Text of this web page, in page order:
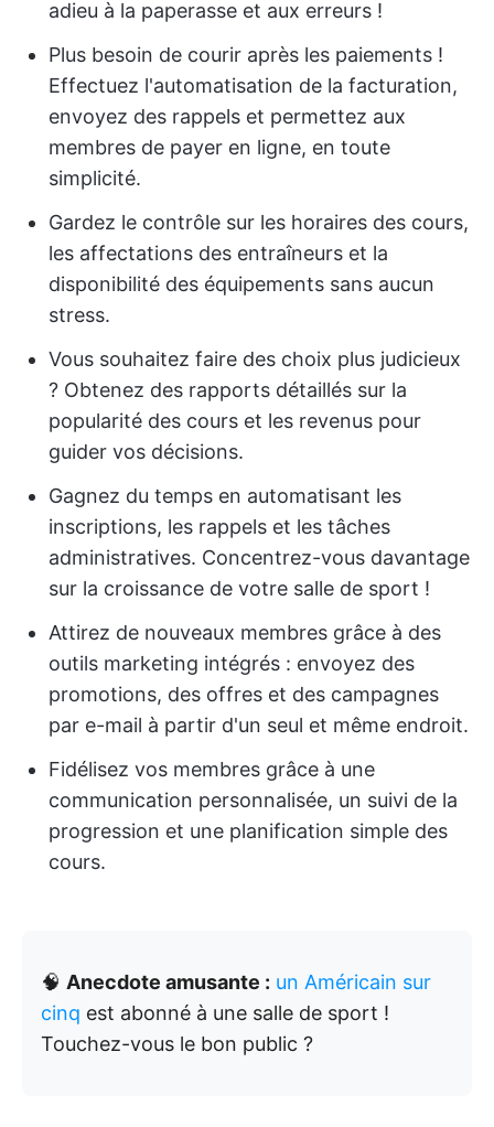
adieu à la paperasse et aux erreurs !
Plus besoin de courir après les paiements !
Effectuez l'automatisation de la facturation,
envoyez des rappels et permettez aux
membres de payer en ligne, en toute
simplicité.
Gardez le contrôle sur les horaires des cours,
les affectations des entraîneurs et la
disponibilité des équipements sans aucun
stress.
Vous souhaitez faire des choix plus judicieux
? Obtenez des rapports détaillés sur la
popularité des cours et les revenus pour
guider vos décisions.
Gagnez du temps en automatisant les
inscriptions, les rappels et les tâches
administratives. Concentrez-vous davantage
sur la croissance de votre salle de sport !
Attirez de nouveaux membres grâce à des
outils marketing intégrés : envoyez des
promotions, des offres et des campagnes
par e-mail à partir d'un seul et même endroit.
Fidélisez vos membres grâce à une
communication personnalisée, un suivi de la
progression et une planification simple des
cours.
🧠 Anecdote amusante : un Américain sur
cinq est abonné à une salle de sport !
Touchez-vous le bon public ?